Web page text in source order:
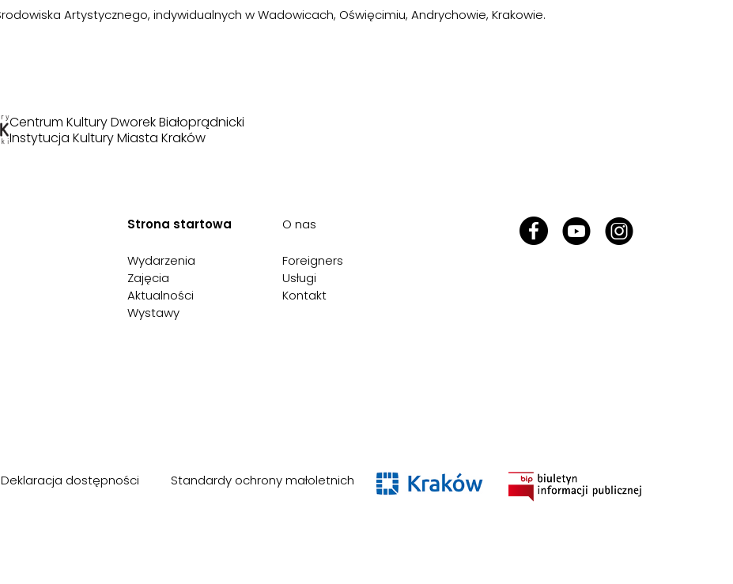
Artystycznego, indywidualnych w Wadowicach, Oświęcimiu, Andrychowie, Krakowie.
Centrum Kultury Dworek Białoprądnicki
Instytucja Kultury Miasta Kraków
Strona startowa
Wydarzenia
Zajęcia
Aktualności
Wystawy
O nas
Foreigners
Usługi
Kontakt
Deklaracja dostępności Standardy ochrony małoletnich